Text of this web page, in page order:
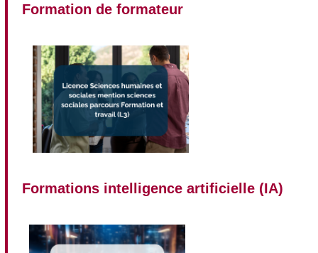
Formation de formateur
Formations intelligence artificielle (IA)